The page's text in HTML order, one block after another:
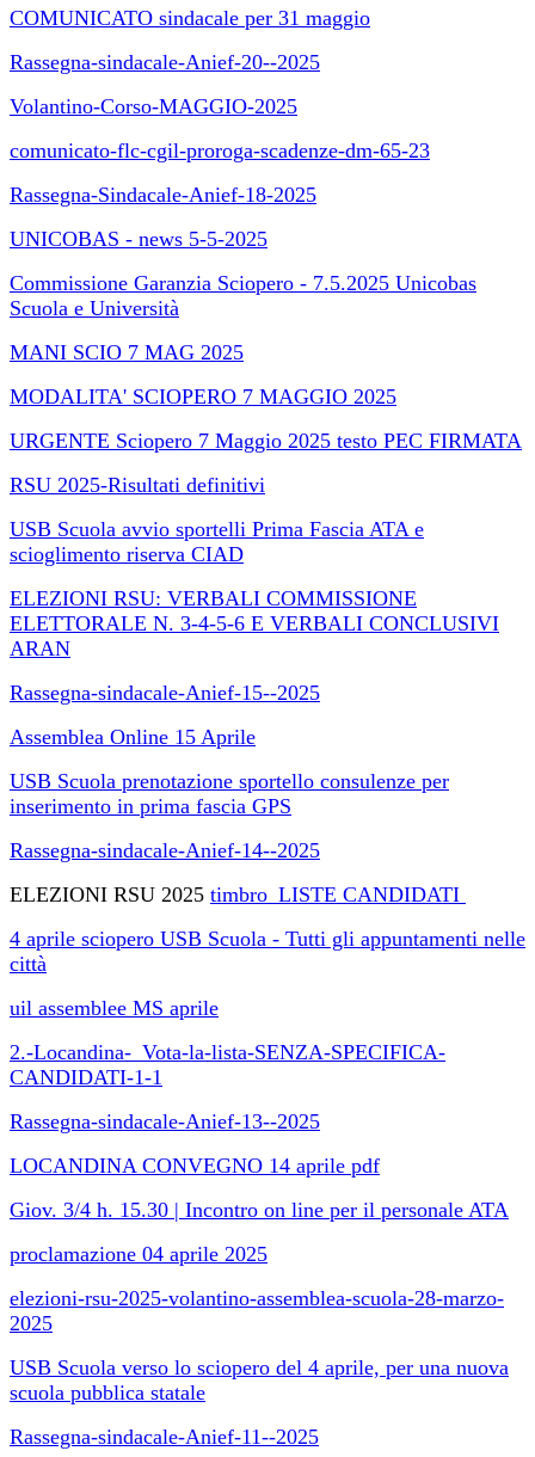
COMUNICATO sindacale per 31 maggio
Rassegna-sindacale-Anief-20--2025
Volantino-Corso-MAGGIO-2025
comunicato-flc-cgil-proroga-scadenze-dm-65-23
Rassegna-Sindacale-Anief-18-2025
UNICOBAS - news 5-5-2025
Commissione Garanzia Sciopero - 7.5.2025 Unicobas
Scuola e Università
MANI SCIO 7 MAG 2025
MODALITA' SCIOPERO 7 MAGGIO 2025
URGENTE Sciopero 7 Maggio 2025 testo PEC FIRMATA
RSU 2025-Risultati definitivi
USB Scuola avvio sportelli Prima Fascia ATA e
scioglimento riserva CIAD
ELEZIONI RSU: VERBALI COMMISSIONE
ELETTORALE N. 3-4-5-6 E VERBALI CONCLUSIVI
ARAN
Rassegna-sindacale-Anief-15--2025
Assemblea Online 15 Aprile
USB Scuola prenotazione sportello consulenze per
inserimento in prima fascia GPS
Rassegna-sindacale-Anief-14--2025
ELEZIONI RSU 2025 timbro_LISTE CANDIDATI
4 aprile sciopero USB Scuola - Tutti gli appuntamenti nelle
città
uil assemblee MS aprile
2.-Locandina-_Vota-la-lista-SENZA-SPECIFICA-
CANDIDATI-1-1
Rassegna-sindacale-Anief-13--2025
LOCANDINA CONVEGNO 14 aprile pdf
Giov. 3/4 h. 15.30 | Incontro on line per il personale ATA
proclamazione 04 aprile 2025
elezioni-rsu-2025-volantino-assemblea-scuola-28-marzo-
2025
USB Scuola verso lo sciopero del 4 aprile, per una nuova
scuola pubblica statale
Rassegna-sindacale-Anief-11--2025